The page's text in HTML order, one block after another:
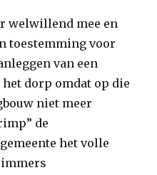
welwillend mee en
toestemming voor
van een
dorp omdat op die
niet meer
de
het volle
immers